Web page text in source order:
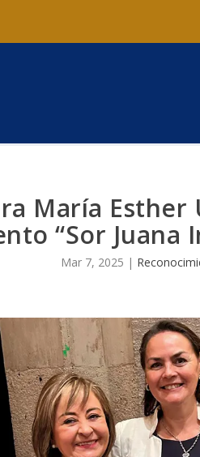
María
“Sor Juana
Mar 7, 2025 |